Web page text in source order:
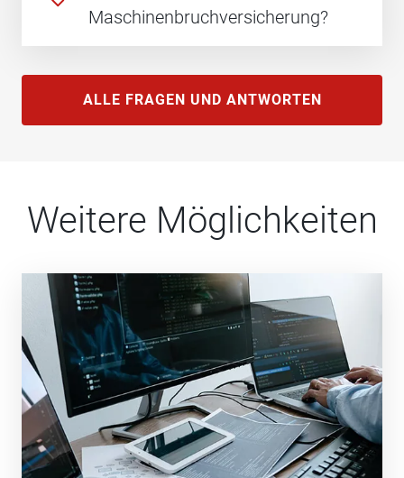
Maschinenbruchversicherung?
ALLE FRAGEN UND ANTWORTEN
Weitere Möglichkeiten